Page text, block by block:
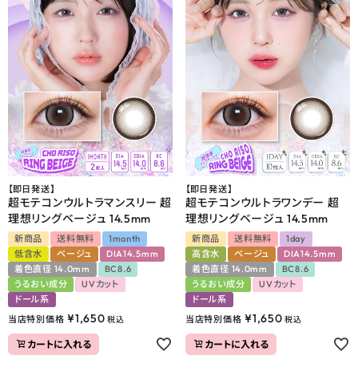
【即日発送】
超モテコンウルトラマンスリー 超
理想リングベージュ 14.5mm
新商品 送料無料
1month
低含水
ベージュ
DIA14.5mm
着色直径 14.0mm
BC8.6
うるおい成分
UVカット
ドール系
当店特別価格 ¥1,650 税込
カートに入れる
【即日発送】
超モテコンウルトラワンデー 超
理想リングベージュ 14.5mm
新商品 送料無料
1day
高含水
ベージュ
DIA14.5mm
着色直径 14.0mm
BC8.6
うるおい成分
UVカット
ドール系
当店特別価格 ¥1,650 税込
カートに入れる